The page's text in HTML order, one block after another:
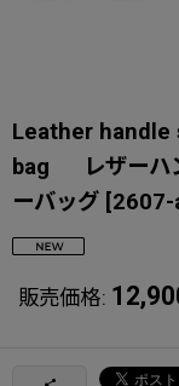
Leather handle
bag レザーハ
ーバッグ [2607-
販売価格: